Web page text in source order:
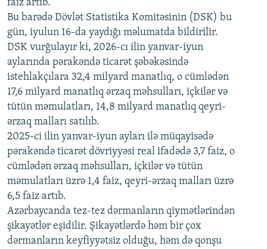
720p 1080p
720p
1080p
faiz artıb.
Bu barədə Dövlət Statistika Komitəsinin (DSK) bu
gün, iyulun 16-da yaydığı məlumatda bildirilir.
DSK vurğulayır ki, 2026-cı ilin yanvar-iyun
aylarında pərakəndə ticarət şəbəkəsində
istehlakçılara 32,4 milyard manatlıq, o cümlədən
17,6 milyard manatlıq ərzaq məhsulları, içkilər və
tütün məmulatları, 14,8 milyard manatlıq qeyri-
ərzaq malları satılıb.
2025-ci ilin yanvar-iyun ayları ilə müqayisədə
pərakəndə ticarət dövriyyəsi real ifadədə 3,7 faiz, o
cümlədən ərzaq məhsulları, içkilər və tütün
məmulatları üzrə 1,4 faiz, qeyri-ərzaq malları üzrə
6,5 faiz artıb.
Azərbaycanda tez-tez dərmanların qiymətlərindən
şikayətlər eşidilir. Şikayətlərdə həm bir çox
dərmanların keyfiyyətsiz olduğu, həm də qonşu